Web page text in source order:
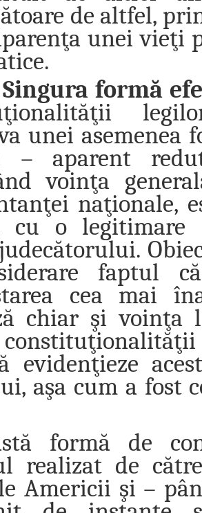
de altfel,
unei vieţi
Singura formă
unei asemenea
– aparent
voinţa
naţionale,
cu o legitimare
faptul
cea mai
chiar şi voinţa
evidenţieze
aşa cum a fost
formă de
realizat de
Americii şi –